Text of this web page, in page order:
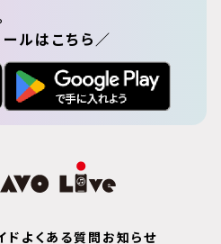
ルはこちら／
ド よくある質問 お知らせ